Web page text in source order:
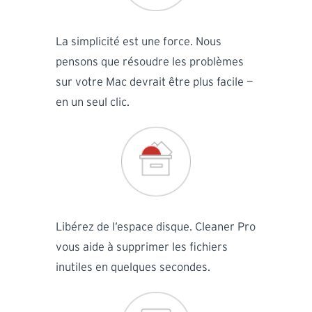
La simplicité est une force. Nous
pensons que résoudre les problèmes
sur votre Mac devrait être plus facile —
en un seul clic.
Libérez de l’espace disque. Cleaner Pro
vous aide à supprimer les fichiers
inutiles en quelques secondes.